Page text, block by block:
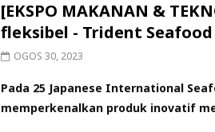
[EKSPO MAKANAN &
fleksibel - Trident Seafood
OGOS 30, 2023
Pada 25 Japanese International
memperkenalkan produk inovatif